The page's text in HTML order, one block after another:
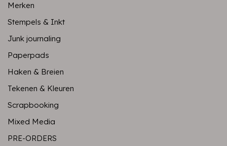
Merken
Stempels & Inkt
Junk journaling
Paperpads
Haken & Breien
Tekenen & Kleuren
Scrapbooking
Mixed Media
PRE-ORDERS